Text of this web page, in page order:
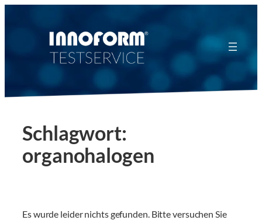
Schlagwort:
organohalogen
Es wurde leider nichts gefunden. Bitte versuchen Sie